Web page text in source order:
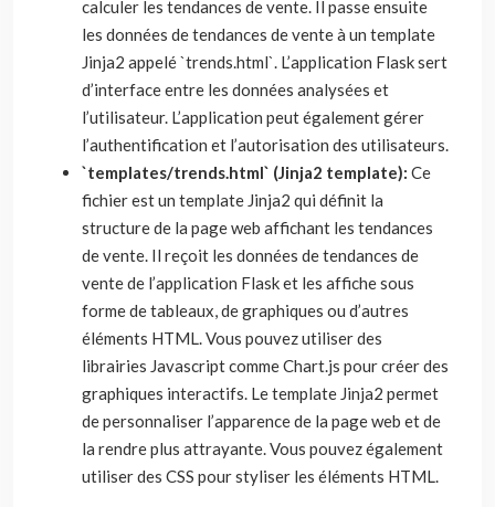
calculer les tendances de vente. Il passe ensuite
les données de tendances de vente à un template
Jinja2 appelé `trends.html`. L’application Flask sert
d’interface entre les données analysées et
l’utilisateur. L’application peut également gérer
l’authentification et l’autorisation des utilisateurs.
`templates/trends.html` (Jinja2 template): Ce
fichier est un template Jinja2 qui définit la
structure de la page web affichant les tendances
de vente. Il reçoit les données de tendances de
vente de l’application Flask et les affiche sous
forme de tableaux, de graphiques ou d’autres
éléments HTML. Vous pouvez utiliser des
librairies Javascript comme Chart.js pour créer des
graphiques interactifs. Le template Jinja2 permet
de personnaliser l’apparence de la page web et de
la rendre plus attrayante. Vous pouvez également
utiliser des CSS pour styliser les éléments HTML.